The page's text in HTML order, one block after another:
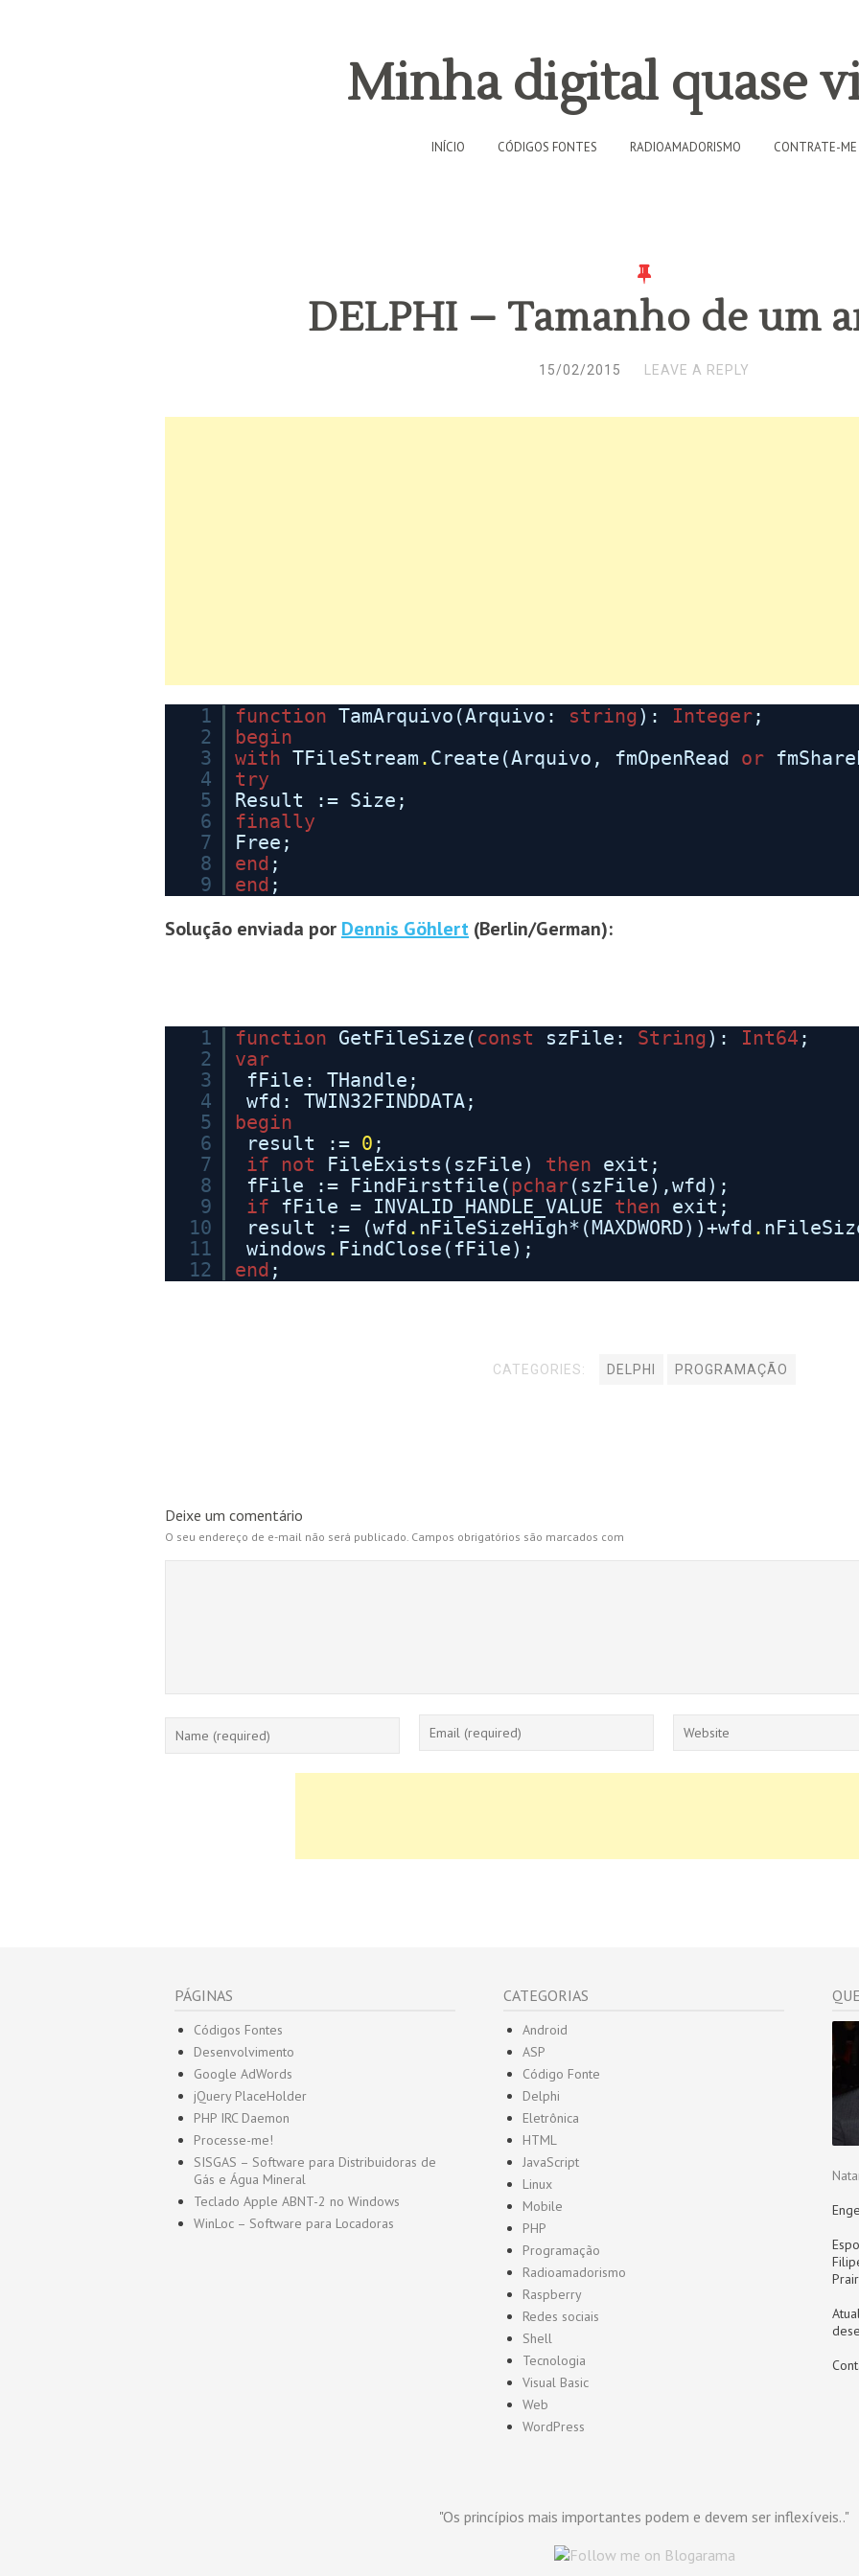
Minha digital quase
INÍCIO CÓDIGOS FONTES RADIOAMADORISMO CONTRATE-ME
DELPHI – Tamanho de um
15/02/2015 LEAVE A REPLY
1 function TamArquivo(Arquivo: string): Integer;
2
begin
3
with TFileStream . Create(Arquivo, fmOpenRead or
4
try
5
Result := Size;
6
finally
7
Free;
8
end ;
9
end ;
Solução enviada por Dennis Göhlert (Berlin/German):
1 function GetFileSize( const szFile: String): Int64 ;
2
var
3
fFile: THandle;
4
wfd: TWIN32FINDDATA;
5
begin
6
result := 0 ;
7
if not FileExists(szFile) then exit;
8
fFile := FindFirstfile( pchar(szFile),wfd);
9
if fFile = INVALID_HANDLE_VALUE then exit;
10
result := (wfd . nFileSizeHigh*(MAXDWORD))+wfd .
11
windows . FindClose(fFile);
12
end ;
CATEGORIES: DELPHI PROGRAMAÇÃO
Deixe um comentário
O seu endereço de e-mail não será publicado. Campos obrigatórios são marcados com
PÁGINAS
Códigos Fontes
Desenvolvimento
Google AdWords
jQuery PlaceHolder
PHP IRC Daemon
Processe-me!
SISGAS – Software para Distribuidoras de
Gás e Água Mineral
Teclado Apple ABNT-2 no Windows
WinLoc – Software para Locadoras
CATEGORIAS
Android
ASP
Código Fonte
Delphi
Eletrônica
HTML
JavaScript
Linux
Mobile
PHP
Programação
Radioamadorismo
Raspberry
Redes sociais
Shell
Tecnologia
Visual Basic
Web
WordPress
"Os princípios mais importantes podem e devem ser inflexíveis.."